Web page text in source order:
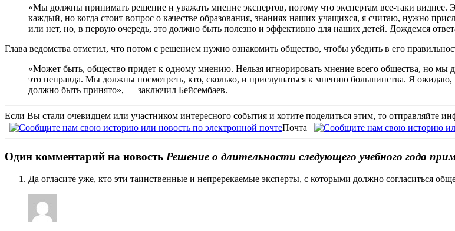
«Мы должны принимать решение и уважать мнение экспертов, потому что экспертам все-таки виднее.
каждый, но когда стоит вопрос о качестве образования, знаниях наших учащихся, я считаю, нужно
или нет, но, в первую очередь, это должно быть полезно и эффективно для наших детей. Дождемся
Глава ведомства отметил, что потом с решением нужно ознакомить общество, чтобы убедить в его
«Может быть, общество придет к одному мнению. Нельзя игнорировать мнение всего общества, но мы
это неправда. Мы должны посмотреть, кто, сколько, и прислушаться к мнению большинства. Я ожидаю,
должно быть принято», — заключил Бейсембаев.
Если Вы стали очевидцем или участником интересного события и хотите поделиться этим, то отправляйте
Почта
Один комментарий на новость Решение о длительности следующего учебного года
Да огласите уже, кто эти таинственные и непререкаемые эксперты, с которыми должно согласиться